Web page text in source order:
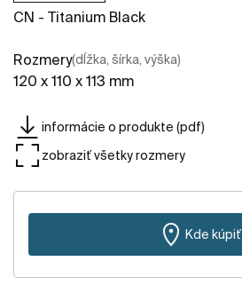
CN - Titanium Black
Rozmery(dĺžka, šírka, výška)
120 x 110 x 113 mm
informácie o produkte (pdf)
zobraziť všetky rozmery
Kde kúpiť